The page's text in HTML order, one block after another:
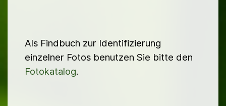
Als Findbuch zur Identifizierung
einzelner Fotos benutzen Sie bitte den
Fotokatalog.